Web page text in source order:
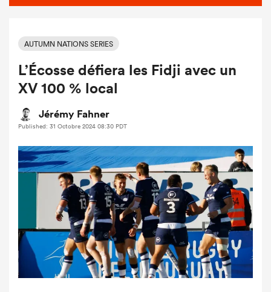
AUTUMN NATIONS SERIES
L’Écosse défiera les Fidji avec un
XV 100 % local
Jérémy Fahner
Published: 31 Octobre 2024 08:30 PDT